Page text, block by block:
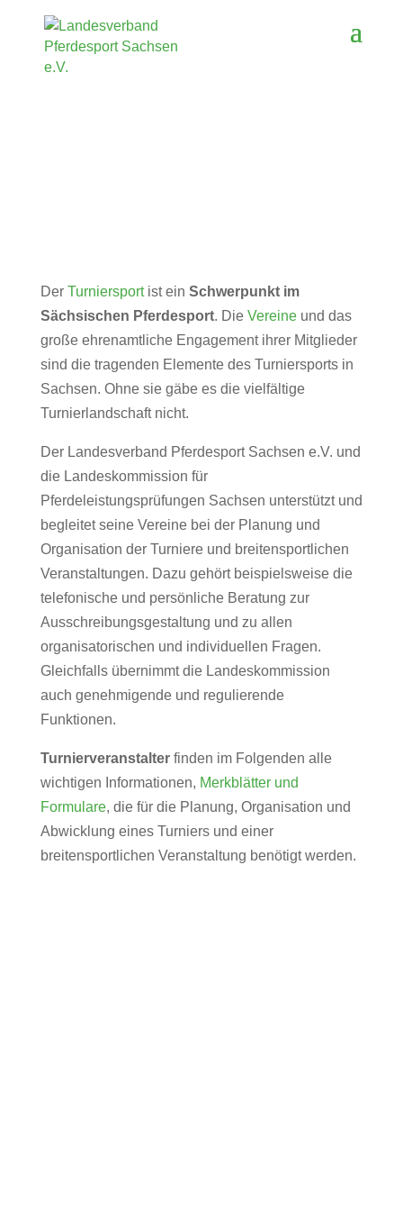
Der Turniersportist ein Schwerpunkt im
Sächsischen Pferdesport. Die Vereineund das
große ehrenamtliche Engagement ihrer Mitglieder
sind die tragenden Elemente des Turniersports in
Sachsen. Ohne sie gäbe es die vielfältige
Turnierlandschaft nicht.
Der Landesverband Pferdesport Sachsen e.V. und
die Landeskommission für
Pferdeleistungsprüfungen Sachsen unterstützt und
begleitet seine Vereine bei der Planung und
Organisation der Turniere und breitensportlichen
Veranstaltungen. Dazu gehört beispielsweise die
telefonische und persönliche Beratung zur
Ausschreibungsgestaltung und zu allen
organisatorischen und individuellen Fragen.
Gleichfalls übernimmt die Landeskommission
auch genehmigende und regulierende
Funktionen.
Turnierveranstalterfinden im Folgenden alle
wichtigen Informationen, Merkblätter und
Formulare, die für die Planung, Organisation und
Abwicklung eines Turniers und einer
breitensportlichen Veranstaltung benötigt werden.